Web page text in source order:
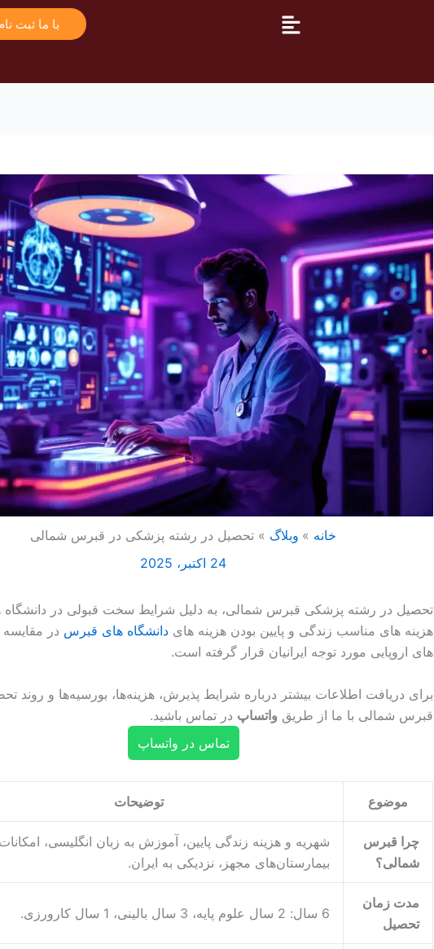
با ما ثبت
خانه وبلاگ
تحصیل در رشته پزشکی در قبرس شمالی
24 اکتبر، 2025
تحصیل در رشته پزشکی قبرس شمالی، به دلیل شرایط سخت قبولی در دانشگاه
هزینه های مناسب زندگی و پایین بودن هزینه های دانشگاه های قبرس در مقایسه
های اروپایی مورد توجه ایرانیان قرار گرفته است.
برای دریافت اطلاعات بیشتر درباره شرایط پذیرش، هزینه‌ها، بورسیه‌ها و روند
قبرس شمالی با ما از طریق واتساپ در تماس باشید.
تماس در واتساپ
موضوع توضیحات
چرا قبرس
شمالی؟
شهریه و هزینه زندگی پایین، آموزش به زبان انگلیسی،
بیمارستان‌های مجهز، نزدیکی به ایران.
مدت زمان
تحصیل
6 سال: 2 سال علوم پایه، 3 سال بالینی، 1 سال کارورزی.